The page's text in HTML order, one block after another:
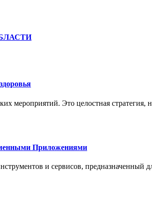
мероприятий. Это целостная стратегия,
Приложениями
и сервисов,